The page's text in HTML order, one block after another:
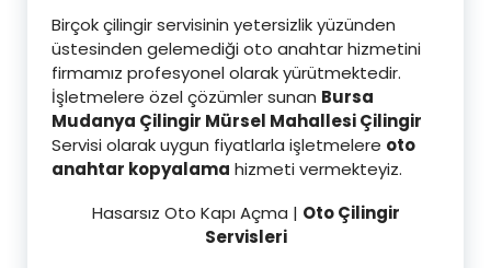
Birçok çilingir servisinin yetersizlik yüzünden
üstesinden gelemediği oto anahtar hizmetini
firmamız profesyonel olarak yürütmektedir.
İşletmelere özel çözümler sunan Bursa
Mudanya Çilingir Mürsel Mahallesi Çilingir
Servisi olarak uygun fiyatlarla işletmelere oto
anahtar kopyalama hizmeti vermekteyiz.
Hasarsız Oto Kapı Açma | Oto Çilingir
Servisleri